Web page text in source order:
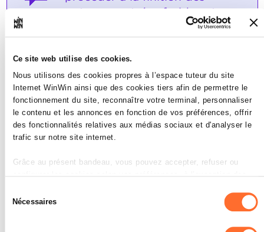
Ce site web utilise des cookies.
Nous utilisons des cookies propres à l’espace tuteur du site
Internet WinWin ainsi que des cookies tiers afin de permettre le
fonctionnement du site, reconnaître votre terminal, personnaliser
le contenu et les annonces en fonction de vos préférences, offrir
des fonctionnalités relatives aux médias sociaux et d'analyser le
trafic sur notre site internet.
Grâce au présent bandeau, vous pouvez accepter, refuser ou
description des différents cookies est accessible sous l’onglet «
duNécessaires
potages, entrées froides et
l'envoi.
Note maximale: 6
INDICATEURS
rectifie l’assaisonnement